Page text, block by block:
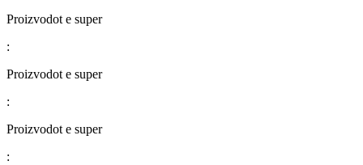
Proizvodot e super
:
Proizvodot e super
:
Proizvodot e super
: